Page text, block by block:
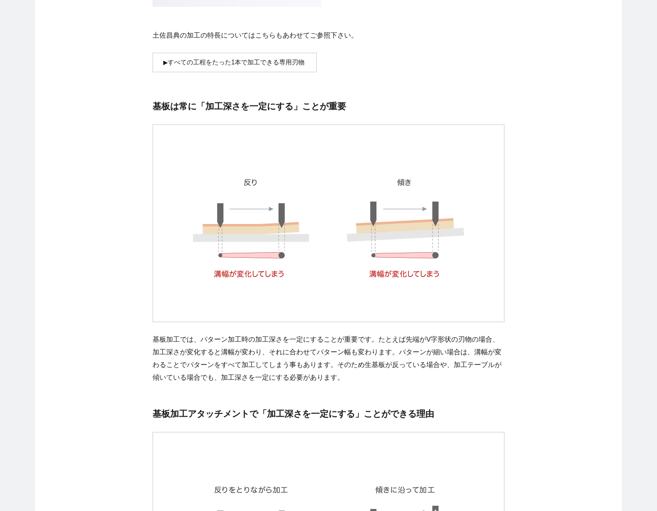
土佐昌典の加工の特長についてはこちらもあわせてご参照下さい。
すべての工程をたった1本で加工できる専用刃物
基板は常に「加工深さを一定にする」ことが重要
基板加工では、パターン加工時の加工深さを一定にすることが重要です。たとえば先端がV字形状の刃物の場合、
加工深さが変化すると溝幅が変わり、それに合わせてパターン幅も変わります。パターンが細い場合は、溝幅が変
わることでパターンをすべて加工してしまう事もあります。そのため生基板が反っている場合や、加工テーブルが
傾いている場合でも、加工深さを一定にする必要があります。
基板加工アタッチメントで「加工深さを一定にする」ことができる理由